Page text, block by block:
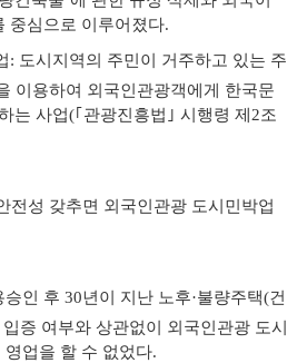
중심으로 이 루어졌다.
: 도시지역의 주민이 거주하고 있는 주
이용하여 외국인관광객에게 한국문
는 사업(｢관광진흥법｣ 시행령 제2조
전성 갖추면 외국인관광 도시민박업
인 후 30년이 지난 노후·불량주택(건
증 여부와 상관없이 외국인관광 도시
영업을 할 수 없었다.